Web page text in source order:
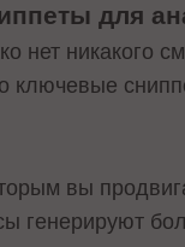
для
нет никакого
ключевые
вы
генерируют